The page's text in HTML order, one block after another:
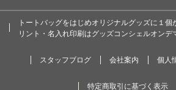
トートバッグをはじめオリジナルグッズに１個
リント・名入れ印刷はグッズコンシェルオンデ
スタッフブログ 会社案内 個人
特定商取引に基づく表示